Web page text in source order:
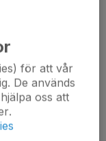
och det är
2
för att vår
De används
oss att